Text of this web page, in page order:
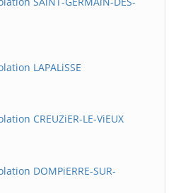
LAPALiSSE
CREUZiER-LE-ViEUX
DOMPiERRE-SUR-